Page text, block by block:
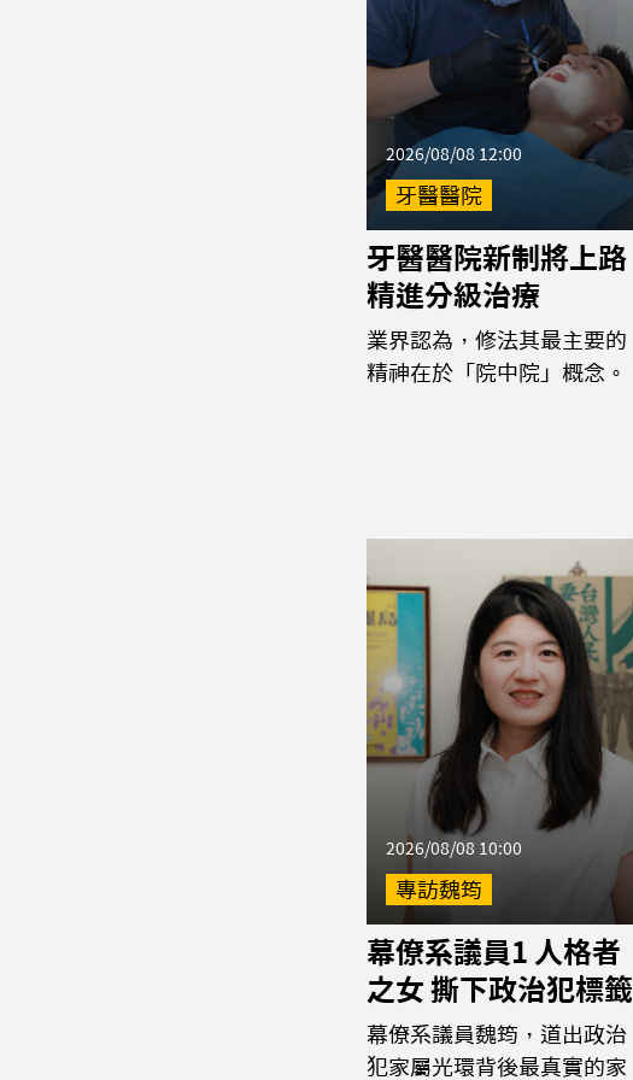
2026/08/08 12:00
牙醫醫院
牙醫醫院新制將上路
精進分級治療
業界認為，修法其最主要的
精神在於「院中院」概念。
2026/08/08 10:00
專訪魏筠
幕僚系議員1 人格者
之女 撕下政治犯標籤
幕僚系議員魏筠，道出政治
犯家屬光環背後最真實的家